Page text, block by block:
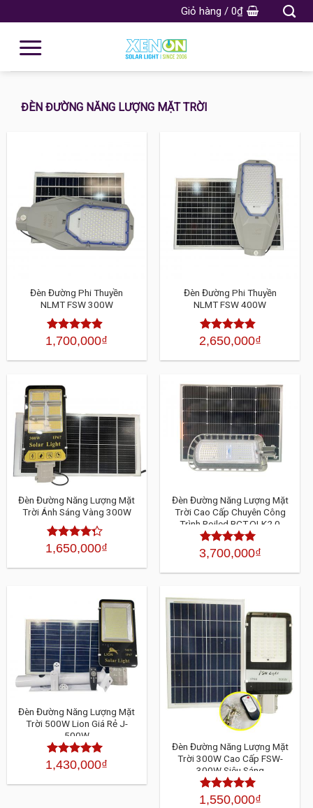
Giỏ hàng / 0₫
ĐÈN ĐƯỜNG NĂNG LƯỢNG MẶT TRỜI
Đèn Đường Phi Thuyền
NLMT FSW 300W
Được xếp
5 sao
1,700,000₫
Đèn Đường Phi Thuyền
NLMT FSW 400W
Được xếp
5 sao
2,650,000₫
Đèn Đường Năng Lượng Mặt
Trời Ánh Sáng Vàng 300W
Được xếp
5 sao
1,650,000₫
Đèn Đường Năng Lượng Mặt
Trời Cao Cấp Chuyên Công
Trình Roiled BCT-OLK2.0
300W
Được xếp
sao
3,700,000₫
Đèn Đường Năng Lượng Mặt
Trời 500W Lion Giá Rẻ J-
500W
Được xếp
sao
1,430,000₫
Đèn Đường Năng Lượng Mặt
Trời 300W Cao Cấp FSW-
300W Siêu Sáng
Được xếp
1,550,000₫